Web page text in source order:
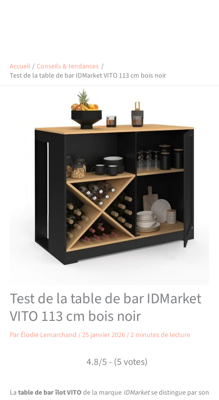
Accueil
Conseils & tendances
Test de la table de bar IDMarket VITO 113 cm bois noir
Test de la table de bar IDMarket
VITO 113 cm bois noir
Par Élodie Lemarchand /25 janvier 2026/2 minutes de lecture
4.8/5 - (5 votes)
La table de bar îlot VITO de la marque IDMarketse distingue par son